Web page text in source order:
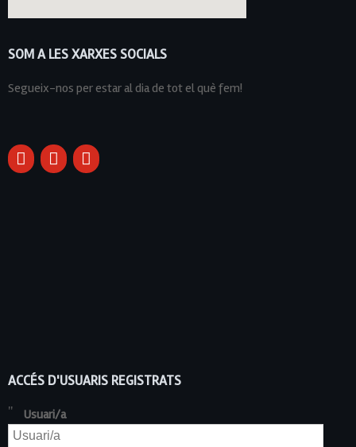
SOM A LES XARXES SOCIALS
Segueix-nos per estar al dia de tot el què fem!
ACCÉS D'USUARIS REGISTRATS
Usuari/a